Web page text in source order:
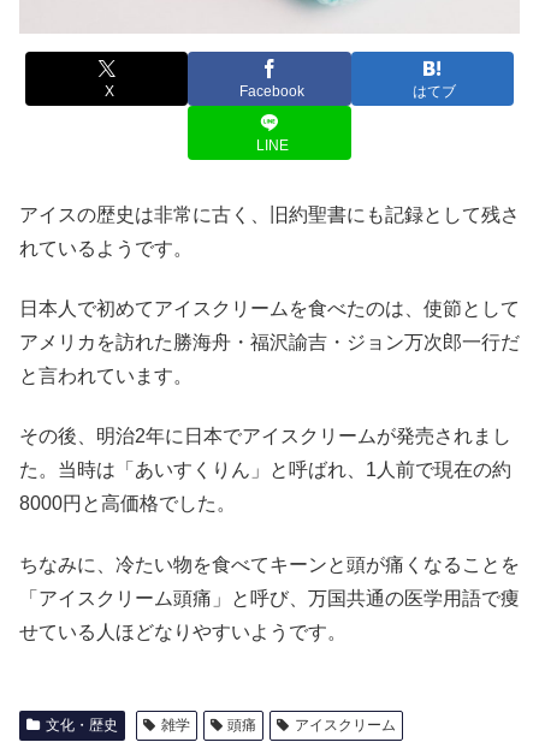
X Facebook はてブ
LINE
アイスの歴史は非常に古く、旧約聖書にも記録として残さ
れているようです。
日本人で初めてアイスクリームを食べたのは、使節として
アメリカを訪れた勝海舟・福沢諭吉・ジョン万次郎一行だ
と言われています。
その後、明治2年に日本でアイスクリームが発売されまし
た。当時は「あいすくりん」と呼ばれ、1人前で現在の約
8000円と高価格でした。
ちなみに、冷たい物を食べてキーンと頭が痛くなることを
「アイスクリーム頭痛」と呼び、万国共通の医学用語で痩
せている人ほどなりやすいようです。
文化・歴史 雑学 頭痛 アイスクリーム